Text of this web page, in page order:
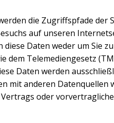
die Zugriffspfade der
auf unseren
Daten weder um Sie
Telemediengesetz
Daten werden
mit anderen
oder